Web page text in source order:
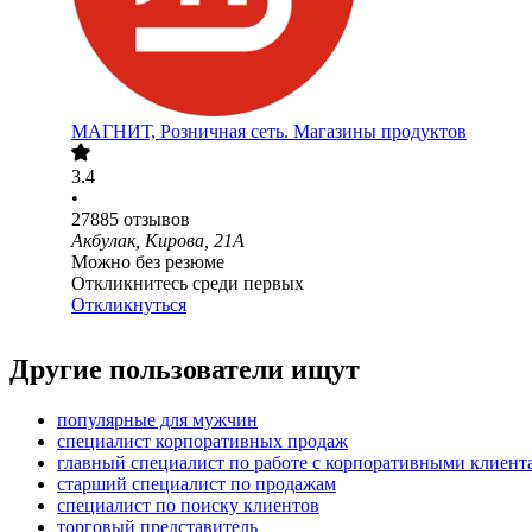
МАГНИТ, Розничная сеть. Магазины продуктов
3.4
•
27885 отзывов
Акбулак, Кирова, 21А
Можно без резюме
Откликнитесь среди первых
Откликнуться
Другие пользователи ищут
популярные для мужчин
специалист корпоративных продаж
главный специалист по работе с корпоративными
старший специалист по продажам
специалист по поиску клиентов
торговый представитель